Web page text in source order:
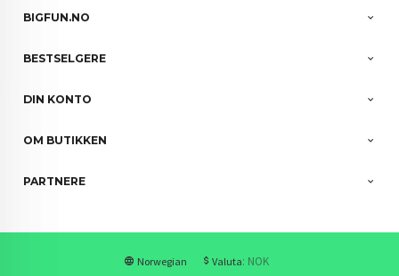
BIGFUN.NO
BESTSELGERE
DIN KONTO
OM BUTIKKEN
PARTNERE
Norwegian Valuta: NOK